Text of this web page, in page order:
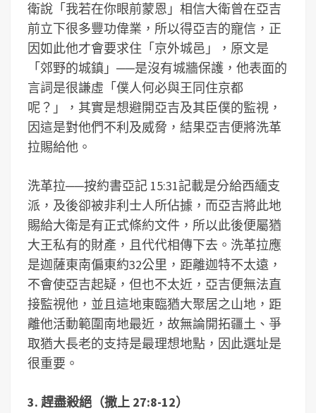
衛說「我若在你眼前蒙恩」相信大衛曾在亞吉
前立下很多豐功偉業，所以得亞吉的寵信，正
因如此他才會要求住「京外城邑」，原文是
「郊野的城鎮」──是沒有城牆保護，他表面的
言詞是很謙虛「僕人何必與王同住京都
呢？」，其實是想避開亞吉及其臣僕的監視，
因這是對他們不利及威脅，結果亞吉便將洗革
拉賜給他。
洗革拉──按約書亞記 15:31記載是分給西緬支
派，及後卻被非利士人所佔據，而亞吉將此地
賜給大衛是有正式條約文件，所以此後便屬猶
大王私有的財產，且代代相傳下去。洗革拉應
是迦薩東南偏東約32公里，距離迦特不太遠，
不會使亞吉起疑，但也不太近，亞吉便無法直
接監視他，並且這地東臨猶大聚居之山地，距
離他活動範圍南地最近，故無論開拓疆土、爭
取猶大長老的支持是最理想地點，因此選址是
很重要。
3. 趕盡殺絕（撒上 27:8-12）